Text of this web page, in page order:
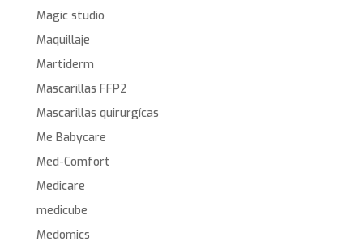
Magic studio
Maquillaje
Martiderm
Mascarillas FFP2
Mascarillas quirurgícas
Me Babycare
Med-Comfort
Medicare
medicube
Medomics